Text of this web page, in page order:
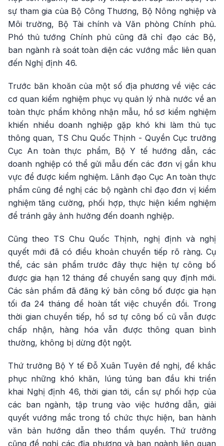
sự tham gia của Bộ Công Thương, Bộ Nông nghiệp và
Môi trường, Bộ Tài chính và Văn phòng Chính phủ.
Phó thủ tướng Chính phủ cũng đã chỉ đạo các Bộ,
ban ngành rà soát toàn diện các vướng mắc liên quan
đến Nghị định 46.
Trước băn khoăn của một số địa phương về việc các
cơ quan kiểm nghiệm phục vụ quản lý nhà nước về an
toàn thực phẩm không nhận mẫu, hồ sơ kiểm nghiệm
khiến nhiều doanh nghiệp gặp khó khi làm thủ tục
thông quan, TS Chu Quốc Thịnh - Quyền Cục trưởng
Cục An toàn thực phẩm, Bộ Y tế hướng dẫn, các
doanh nghiệp có thể gửi mẫu đến các đơn vị gần khu
vực để được kiểm nghiệm. Lãnh đạo Cục An toàn thực
phẩm cũng đề nghị các bộ ngành chỉ đạo đơn vị kiểm
nghiệm tăng cường, phối hợp, thực hiện kiểm nghiệm
để tránh gây ảnh hưởng đến doanh nghiệp.
Cũng theo TS Chu Quốc Thịnh, nghị định và nghị
quyết mới đã có điều khoản chuyển tiếp rõ ràng. Cụ
thể, các sản phẩm trước đây thực hiện tự công bố
được gia hạn 12 tháng để chuyển sang quy định mới.
Các sản phẩm đã đăng ký bản công bố được gia hạn
tối đa 24 tháng để hoàn tất việc chuyển đổi. Trong
thời gian chuyển tiếp, hồ sơ tự công bố cũ vẫn được
chấp nhận, hàng hóa vẫn được thông quan bình
thường, không bị dừng đột ngột.
Thứ trưởng Bộ Y tế Đỗ Xuân Tuyên đề nghị, để khắc
phục những khó khăn, lúng túng ban đầu khi triển
khai Nghị định 46, thời gian tới, cần sự phối hợp của
các ban ngành, tập trung vào việc hướng dẫn, giải
quyết vướng mắc trong tổ chức thực hiện, ban hành
văn bản hướng dẫn theo thẩm quyền. Thứ trưởng
cũng đề nghị các địa phương và ban ngành liên quan